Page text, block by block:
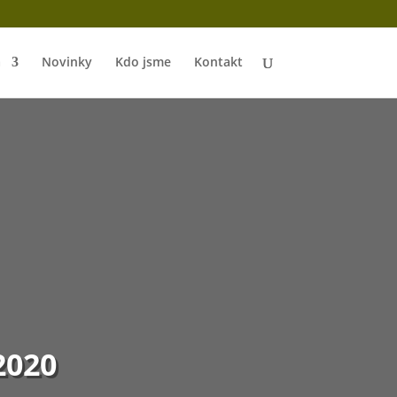
Novinky Kdo jsme Kontakt